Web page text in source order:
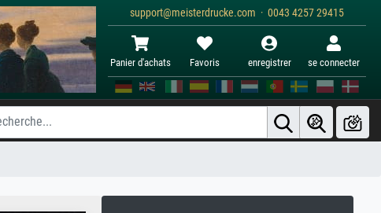
support@meisterdrucke.com · 0043 4257 29415
Panier d'achats Favoris enregistrer se connecter